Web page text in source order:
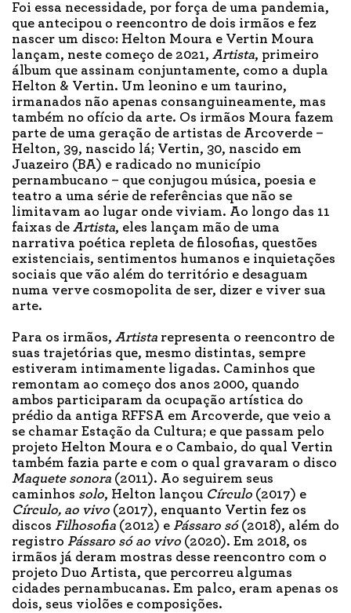
Foi essa necessidade, por força de uma pandemia,
que antecipou o reencontro de dois irmãos e fez
nascer um disco: Helton Moura e Vertin Moura
lançam, neste começo de 2021, Artista, primeiro
álbum que assinam conjuntamente, como a dupla
Helton & Vertin. Um leonino e um taurino,
irmanados não apenas consanguineamente, mas
também no ofício da arte. Os irmãos Moura fazem
parte de uma geração de artistas de Arcoverde –
Helton, 39, nascido lá; Vertin, 30, nascido em
Juazeiro (BA) e radicado no município
pernambucano – que conjugou música, poesia e
teatro a uma série de referências que não se
limitavam ao lugar onde viviam. Ao longo das 11
faixas de Artista, eles lançam mão de uma
narrativa poética repleta de filosofias, questões
existenciais, sentimentos humanos e inquietações
sociais que vão além do território e desaguam
numa verve cosmopolita de ser, dizer e viver sua
arte.
Para os irmãos, Artista representa o reencontro de
suas trajetórias que, mesmo distintas, sempre
estiveram intimamente ligadas. Caminhos que
remontam ao começo dos anos 2000, quando
ambos participaram da ocupação artística do
prédio da antiga RFFSA em Arcoverde, que veio a
se chamar Estação da Cultura; e que passam pelo
projeto Helton Moura e o Cambaio, do qual Vertin
também fazia parte e com o qual gravaram o disco
Maquete sonora (2011). Ao seguirem seus
caminhos solo, Helton lançou Círculo (2017) e
Círculo, ao vivo (2017), enquanto Vertin fez os
discos Filhosofia (2012) e Pássaro só (2018), além do
registro Pássaro só ao vivo (2020). Em 2018, os
irmãos já deram mostras desse reencontro com o
projeto Duo Artista, que percorreu algumas
cidades pernambucanas. Em palco, eram apenas os
dois, seus violões e composições.